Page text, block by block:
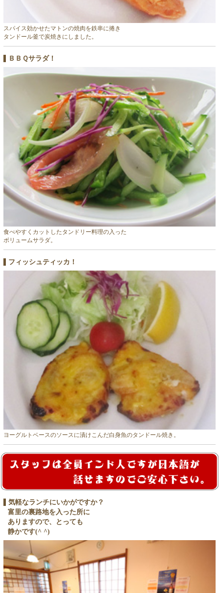
スパイス効かせたマトンの焼肉を鉄串に捲き
タンドール釜で炭焼きにしました。
ＢＢＱサラダ！
食べやすくカットしたタンドリー料理の入った
ボリュームサラダ。
フィッシュティッカ！
ヨーグルトベースのソースに漬けこんだ白身魚のタンドール焼き。
気軽なランチにいかがですか？
富里の裏路地を入った所に
ありますので、とっても
静かです(^ ^)